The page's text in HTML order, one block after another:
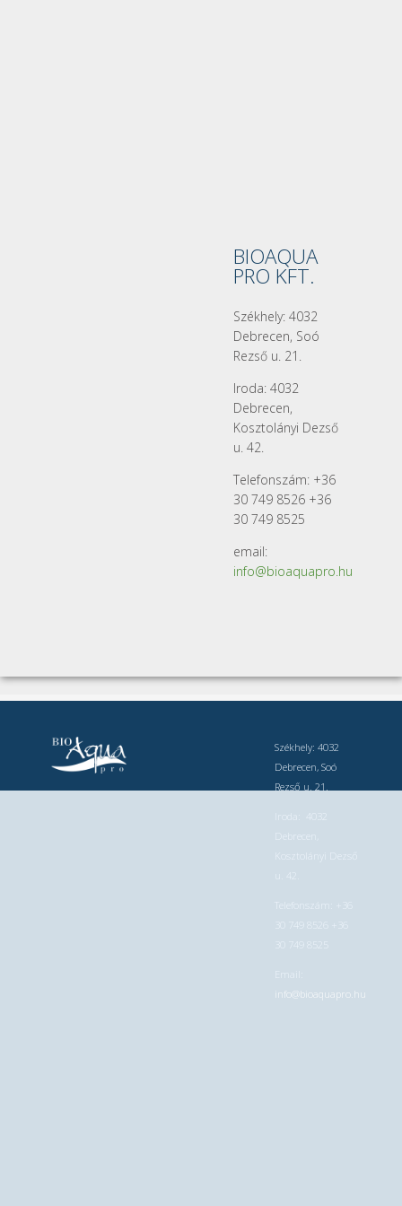
BIOAQUA
PRO KFT.
Székhely: 4032
Debrecen, Soó
Rezső u. 21.
Iroda: 4032
Debrecen,
Kosztolányi Dezső
u. 42.
Telefonszám: +36
30 749 8526 +36
30 749 8525
email:
info@bioaquapro.hu
Székhely: 4032
Debrecen, Soó
Rezső u. 21.
Iroda: 4032
Kosztolányi Dezső
u. 42.
Telefonszám: +36
30 749 8526 +36
30 749 8525
Email:
info@bioaquapro.hu